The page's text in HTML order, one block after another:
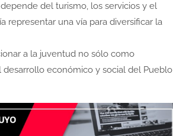
del turismo, los servicios y el
representar una vía para diversificar la
a la juventud no sólo como
económico y social del Pueblo